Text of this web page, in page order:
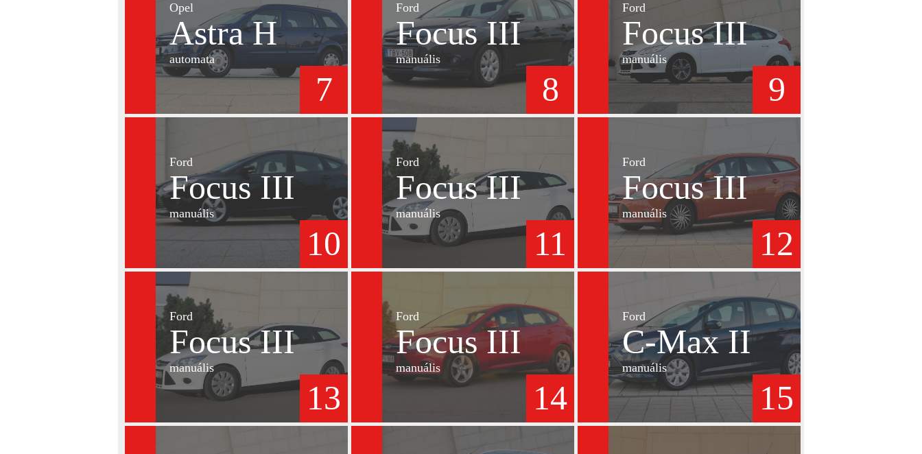
Opel
Astra H
automata
7
Ford
Focus III
manuális
8
Ford
Focus III
manuális
9
Ford
Focus III
manuális
10
Ford
Focus III
manuális
11
Ford
Focus III
manuális
12
Ford
Focus III
manuális
13
Ford
Focus III
manuális
14
Ford
C-Max II
manuális
15